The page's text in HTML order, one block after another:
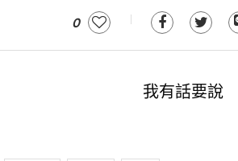
0
我有話要說